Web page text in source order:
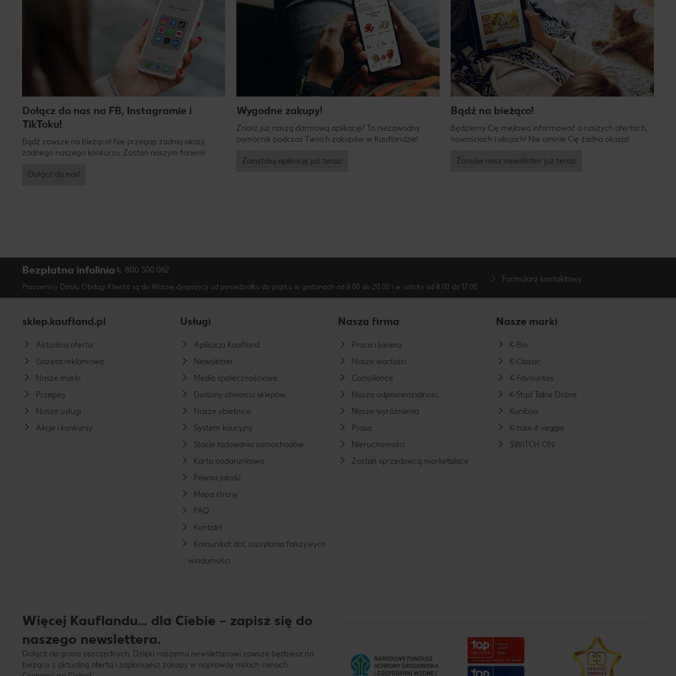
Dołącz do nas na FB, Instagramie i
TikToku!
Bądź zawsze na bieżąco! Nie przegap żadnej okazji,
żadnego naszego konkursu. Zostań naszym fanem!
Dołącz do nas!
Wygodne zakupy!
Znasz już naszą darmową aplikację? To niezawodny
pomocnik podczas Twoich zakupów w Kauflandzie!
Zainstaluj aplikację już teraz!
Bądź na bieżąco!
Będziemy Cię mejlowo informować o naszych ofertach,
nowościach i akcjach! Nie ominie Cię żadna okazja!
Zamów nasz newsletter już teraz!
Bezpłatna infolinia 800 300 062
Pracownicy Działu Obsługi Klienta są do Waszej dyspozycji od poniedziałku do piątku w godzinach od 8.00 do 20.00 i w soboty od 8.00 do 17.00.
Formularz kontaktowy
sklep.kaufland.pl
Aktualna oferta
Gazeta reklamowa
Nasze marki
Przepisy
Nasze usługi
Akcje i konkursy
Usługi
Aplikacja Kaufland
Newsletter
Media społecznościowe
Godziny otwarcia sklepów
Nasze obietnice
System kaucyjny
Stacje ładowania samochodów
Karta podarunkowa
Pewna jakość
Mapa strony
FAQ
Kontakt
Komunikat dot. rozsyłania fałszywych
wiadomości
Nasza firma
Praca i kariera
Nasze wartości
Compliance
Nasza odpowiedzialność
Nasze wyróżnienia
Prasa
Nieruchomości
Zostań sprzedawcą marketplace
Nasze marki
K-Bio
K-Classic
K-Favourites
K-Stąd Takie Dobre
Kuniboo
K-take it veggie
SWITCH ON
Więcej Kauflandu… dla Ciebie – zapisz się do
naszego newslettera.
Dołącz do grona oszczędnych. Dzięki naszemu newsletterowi zawsze będziesz na
bieżąco z aktualną ofertą i zaplanujesz zakupy w naprawdę niskich cenach.